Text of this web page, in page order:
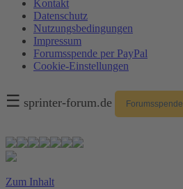
Kontakt
Datenschutz
Nutzungsbedingungen
Impressum
Forumsspende per PayPal
Cookie-Einstellungen
☰ sprinter-forum.de Forumsspende
Zum Inhalt